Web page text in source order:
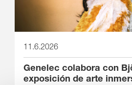
11.6.2026
Genelec colabora con
exposición de arte